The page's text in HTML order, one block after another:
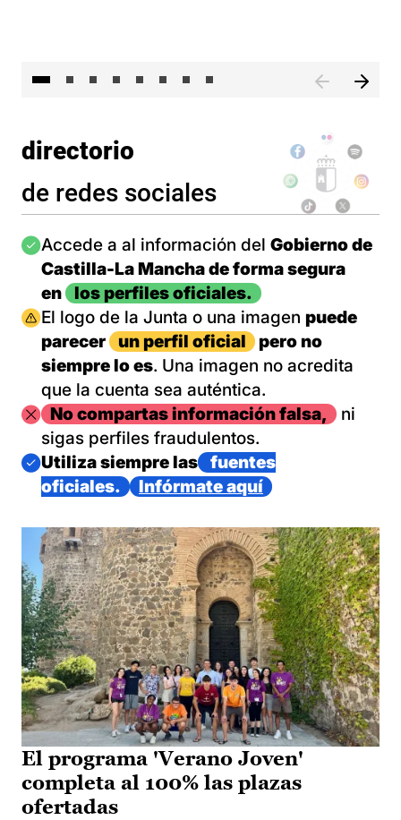
directorio
de redes sociales
Imagen
Accede a al información del Gobierno de
Castilla-La Mancha de forma segura
en
los perfiles oficiales.
Imagen
El logo de la Junta o una imagen puede
parecer
un perfil oficial
pero no
siempre lo es. Una imagen no acredita
que la cuenta sea auténtica.
ImagenNo compartas información falsa,
ni
sigas perfiles fraudulentos.
Imagen
Utiliza siempre las
fuentes
oficiales.
Infórmate aquí
El programa 'Verano Joven'
completa al 100% las plazas
ofertadas